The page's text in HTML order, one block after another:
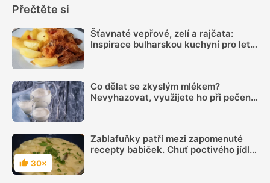
Přečtěte si
Šťavnaté vepřové, zelí a rajčata:
Inspirace bulharskou kuchyní pro letní
Co dělat se zkyslým mlékem?
Nevyhazovat, využijete ho při pečení i
Hodnocení
30×
Zablafuňky patří mezi zapomenuté
recepty babiček. Chuť poctivého jídla